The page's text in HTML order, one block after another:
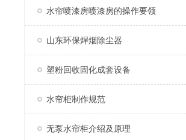
水帘喷漆房喷漆房的操作要领
山东环保焊烟除尘器
塑粉回收固化成套设备
水帘柜制作规范
无泵水帘柜介绍及原理